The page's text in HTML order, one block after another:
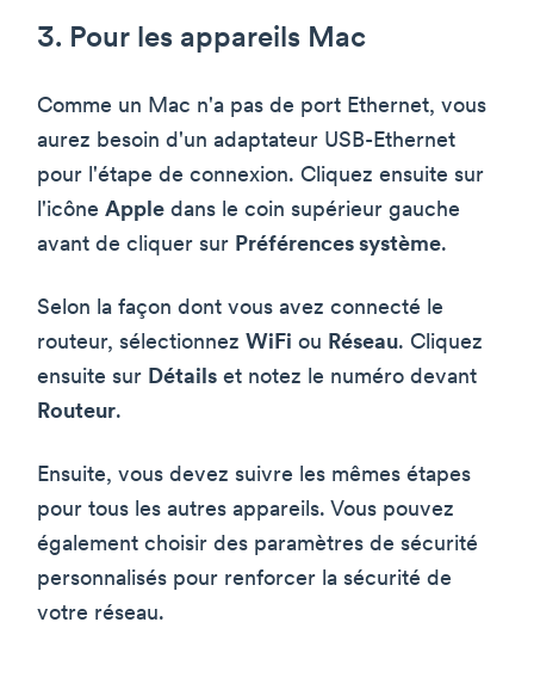
3. Pour les appareils Mac
Comme un Mac n'a pas de port Ethernet, vous
aurez besoin d'un adaptateur USB-Ethernet
pour l'étape de connexion. Cliquez ensuite sur
l'icône Apple dans le coin supérieur gauche
avant de cliquer sur Préférences système.
Selon la façon dont vous avez connecté le
routeur, sélectionnez WiFi ou Réseau. Cliquez
ensuite sur Détails et notez le numéro devant
Routeur.
Ensuite, vous devez suivre les mêmes étapes
pour tous les autres appareils. Vous pouvez
également choisir des paramètres de sécurité
personnalisés pour renforcer la sécurité de
votre réseau.